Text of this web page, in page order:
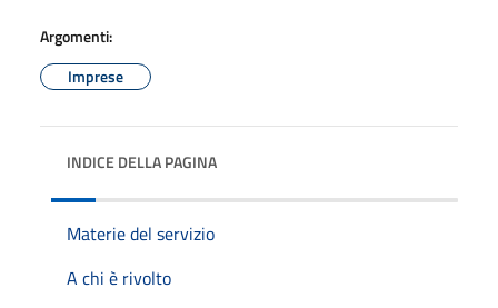
Argomenti:
Imprese
INDICE DELLA PAGINA
Materie del servizio
A chi è rivolto